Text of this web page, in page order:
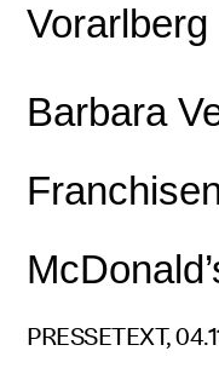
Vorarlberg
Barbara
PRESSETEXT,